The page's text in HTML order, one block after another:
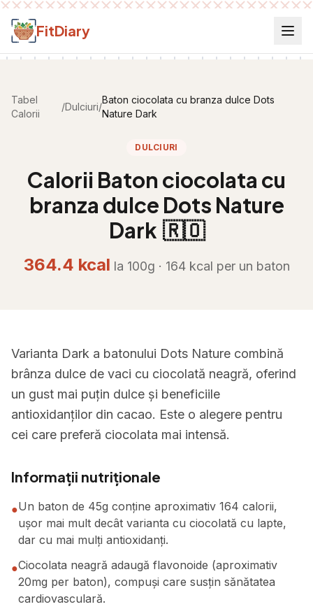
Salt la conținut
FitDiary
Tabel
Calorii
/Dulciuri/
Baton ciocolata cu branza dulce Dots
Nature Dark
DULCIURI
Calorii Baton ciocolata cu
branza dulce Dots Nature
Dark 🇷🇴
364.4 kcal la 100g · 164kcal per un baton
Varianta Dark a batonului Dots Nature combină
brânza dulce de vaci cu ciocolată neagră, oferind
un gust mai puțin dulce și beneficiile
antioxidanților din cacao. Este o alegere pentru
cei care preferă ciocolata mai intensă.
Informații nutriționale
●Un baton de 45g conține aproximativ 164 calorii,
ușor mai mult decât varianta cu ciocolată cu lapte,
dar cu mai mulți antioxidanți.
●Ciocolata neagră adaugă flavonoide (aproximativ
20mg per baton), compuși care susțin sănătatea
cardiovasculară.